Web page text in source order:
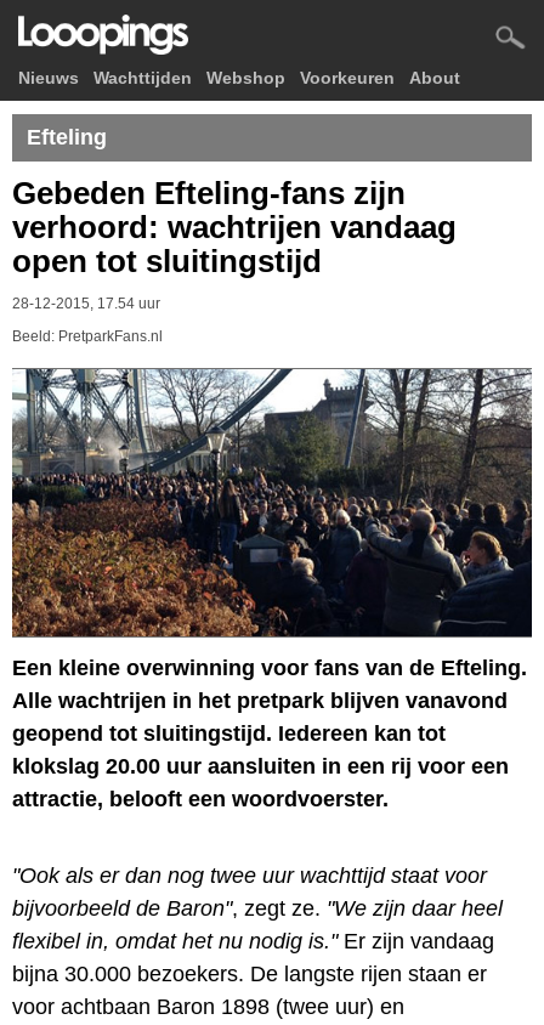
Nieuws Wachttijden Webshop Voorkeuren About
Efteling
Gebeden Efteling-fans zijn
verhoord: wachtrijen vandaag
open tot sluitingstijd
28-12-2015, 17.54 uur
Beeld: PretparkFans.nl
Een kleine overwinning voor fans van de Efteling.
Alle wachtrijen in het pretpark blijven vanavond
geopend tot sluitingstijd. Iedereen kan tot
klokslag 20.00 uur aansluiten in een rij voor een
attractie, belooft een woordvoerster.
"Ook als er dan nog twee uur wachttijd staat voor
bijvoorbeeld de Baron", zegt ze. "We zijn daar heel
flexibel in, omdat het nu nodig is."Er zijn vandaag
bijna 30.000 bezoekers. De langste rijen staan er
voor achtbaan Baron 1898 (twee uur) en